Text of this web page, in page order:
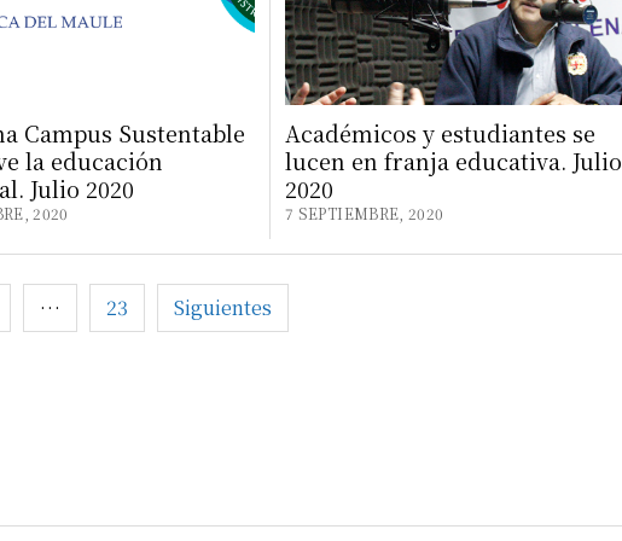
Campus Sustentable
la educación
Julio 2020
2020
Académicos y estudiantes se
lucen en franja educativa. Julio
2020
7 SEPTIEMBRE, 2020
… 23 Siguientes